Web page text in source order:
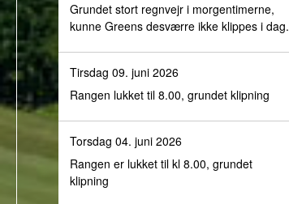
Grundet stort regnvejr i morgentimerne,
kunne Greens desværre ikke klippes i dag.
Tirsdag 09. juni 2026
Rangen lukket til 8.00, grundet klipning
Torsdag 04. juni 2026
Rangen er lukket til kl 8.00, grundet
klipning